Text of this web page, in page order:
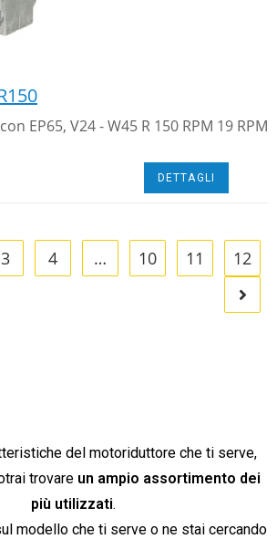
EP65, V24 - W45 R 150 RPM 19 RPM
DETTAGLI
3 4 … 10 11 12
del motoriduttore che ti serve,
trovare un ampio assortimento dei
più utilizzati.
modello che ti serve o ne stai cercando